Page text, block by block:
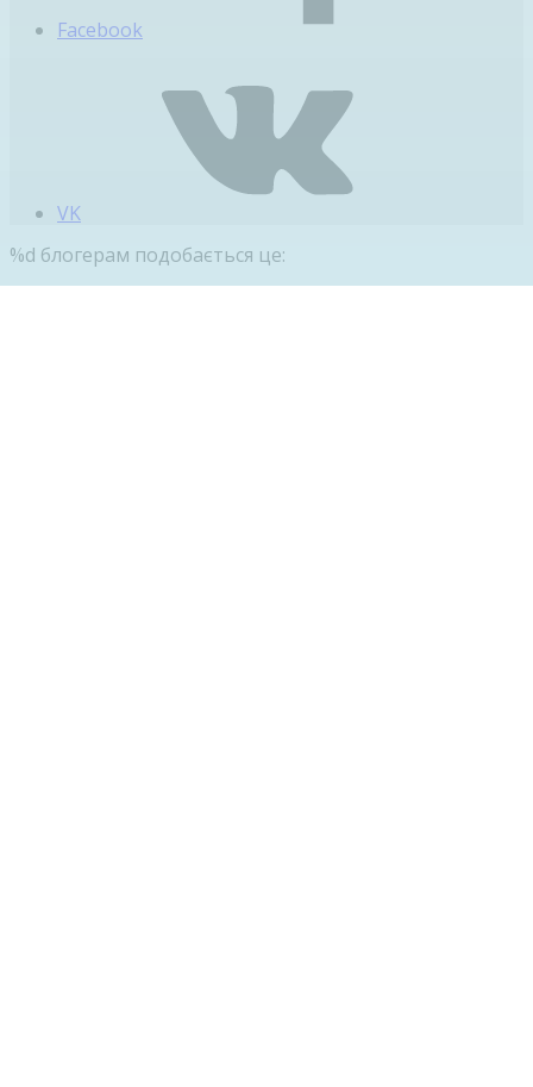
Facebook
VK
%d блогерам подобається це: